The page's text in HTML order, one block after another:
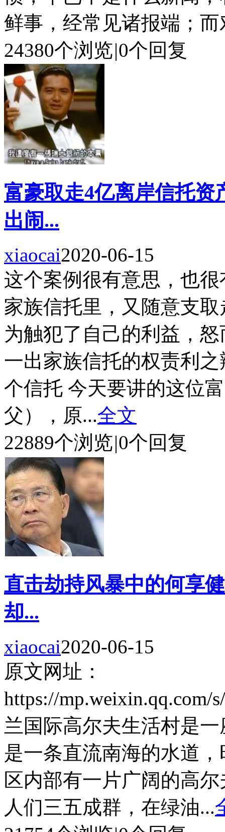
鲜事，经常见诸报端；而
24380个浏览|0个回复
富豪取走4亿离岸信托
出闹...
xiaocai2020-06-15
这个案例很有意思，也
家族信托里，又随意支
为触犯了自己的利益，
一出家族信托的权责利
个信托 今天要讲的这位
父），原...全文
22889个浏览|0个回复
直击劫持风暴中的何享
却...
xiaocai2020-06-15
原文网址：
https://mp.weixin.qq.com/
兰国际高尔夫生活村是
是一条直流南海的水道
区内部有一片广阔的高
人们三五成群，在绿油...